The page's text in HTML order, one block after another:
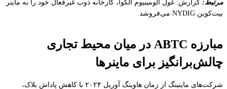
مرتبط: گزارش: غول آلومینیوم آلکوا، کارخانه ذوب غیرفعال خود را به ماینر
بیت‌کوین NYDIG می‌فروشد
مبارزه ABTC در میان محیط تجاری
چالش‌برانگیز برای ماینرها
شرکت‌های ماینینگ از زمان هاوینگ آوریل ۲۰۲۴ با کاهش پاداش بلاک،